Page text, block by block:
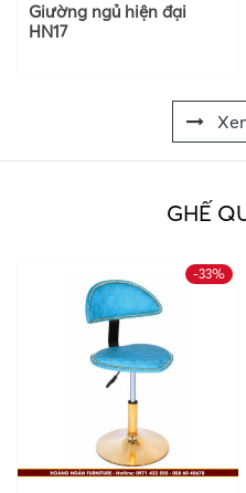
Giường ngủ hiện đại
HN17
GHẾ
-33%